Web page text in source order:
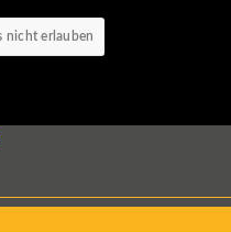
nicht erlauben